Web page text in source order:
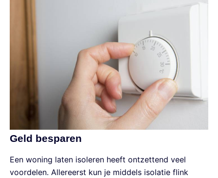
Geld besparen
Een woning laten isoleren heeft ontzettend veel
voordelen. Allereerst kun je middels isolatie flink